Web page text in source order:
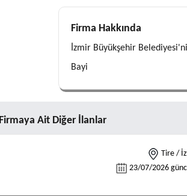
Firma Hakkında
İzmir Büyükşehir
Bayi
Firmaya Ait Diğer İlanlar
Tire /
23/07/2026